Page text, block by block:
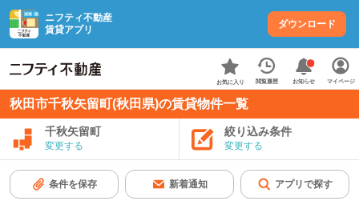
ニフティ不動産
賃貸アプリ
ダウンロード
お気に入り 閲覧履歴 お知らせ マイページ
秋田市千秋矢留町(秋田県)の賃貸物件一覧
千秋矢留町
変更する
絞り込み条件
変更する
条件を保存 新着通知 アプリで探す